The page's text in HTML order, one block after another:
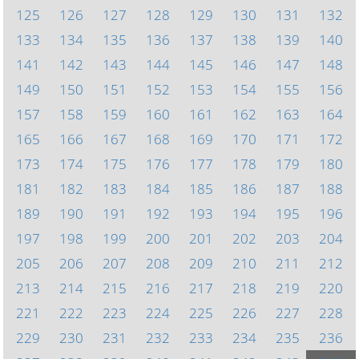
125 126 127 128 129 130 131
132
133
134 135 136 137 138 139
140
141
142 143 144 145 146 147
148
149
150 151 152 153 154 155
156
157
158 159 160 161 162 163
164
165
166 167 168 169 170 171
172
173
174 175 176 177 178 179
180
181
182 183 184 185 186 187
188
189
190 191 192 193 194 195
196
197
198 199 200 201 202 203
204
205
206 207 208 209 210 211
212
213
214 215 216 217 218 219
220
221
222 223 224 225 226 227
228
229
230 231 232 233 234 235
236